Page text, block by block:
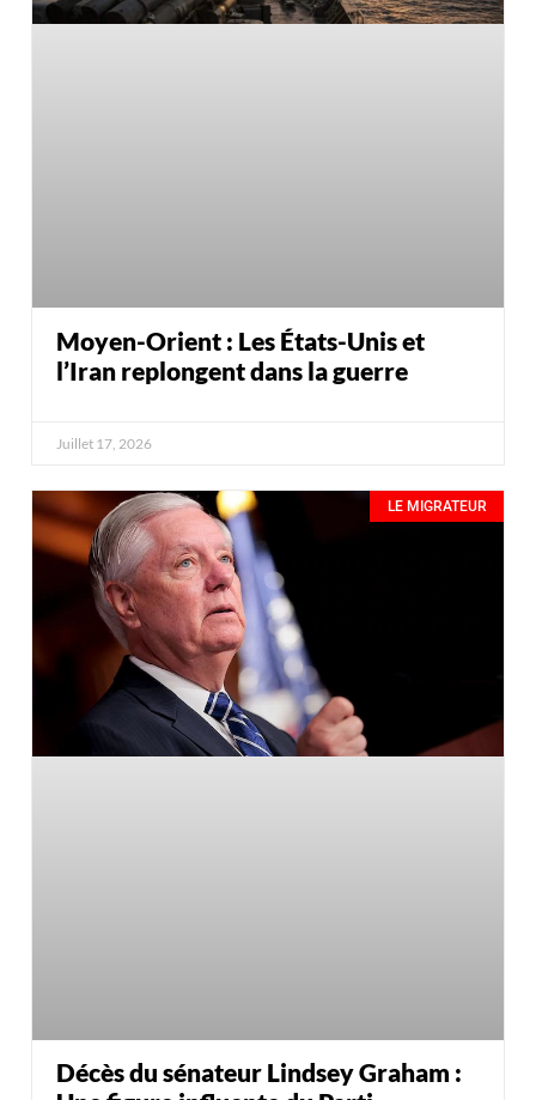
Moyen-Orient : Les États-Unis et
l’Iran replongent dans la guerre
Juillet 17, 2026
LE MIGRATEUR
Décès du sénateur Lindsey Graham :